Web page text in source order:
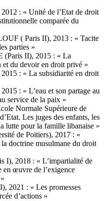
: « Unité de l’Etat de droit
comparée du
( Paris II), 2013 : « Tacite
parties »
II), 2015 : « La
du devoir en droit privé »
: « La subsidiarité en droit
: « L’eau et son partage au
service de la paix »
Normale Supérieure de
Les juges des enfants, les
lutte pour la famille libanaise »
de Poitiers), 2017 : «
doctrine musulmane du droit
2018 : « L’impartialité de
en œuvre de l’exigence
2021 : « Les promesses
d’actions »